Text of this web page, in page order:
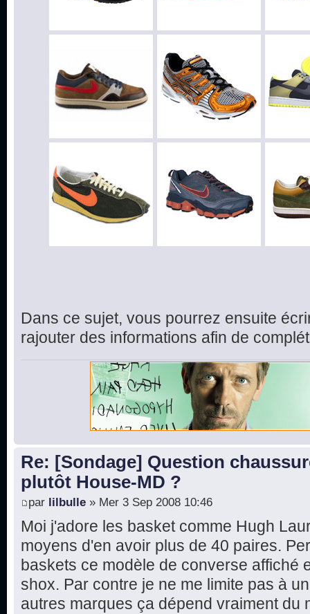
Dans ce sujet, vous pourrez ensuite
rajouter des informations afin de
Re: [Sondage] Question
plutôt House-MD ?
par lilbulle » Mer 3 Sep 2008 10:46
Moi j'adore les basket comme Hugh
moyens d'en avoir plus de 40 paires.
baskets ce modèle de converse affiché
shox. Par contre je ne me limite pas à
autres marques ça dépend vraiment du